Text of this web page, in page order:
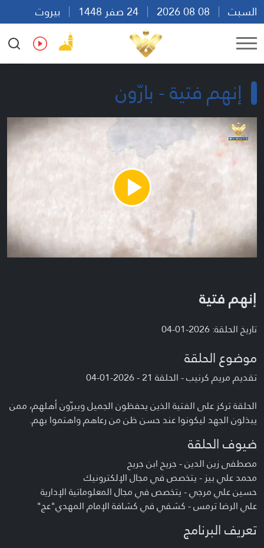
السبت
بيروت
18:20
Ar En Fr Es
إنهم فتية - بارّون
Play
Video
إنهم فتية
تاريخ الحلقة: 2026-01-04
موضوع الحلقة
تقديم مريم كرنيب - الحلقة 21 - 2026-01-04
الحلقة تركز على الفتية الذين يحفظون الجميل ويبرّون أهلهم، ممن
يبذلون الجهد ليكونوا عند حسن ظن من رعاهم واهتموا بهم.
ضيوف الحلقة
مصطفى زين الدين - جريح ابن جريح
محمد علي بيز - يتخصص في مجال الإلكترونيك
حسين علي مرجي - يتخصص في مجال المعلوماتية الإدارية
علي الرضا ترمس - كشفي في كشافة الإمام المهدي"عج"
تعريف البرنامج